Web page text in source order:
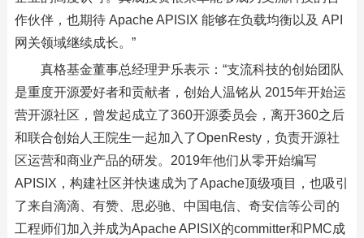
作伙伴，也期待 Apache APISIX 能够在负载均衡以及 API
网关领域继续成长。”
真格基金董事总经理尹乐表示：“支流科技的创始团队
是重度开源爱好者和贡献者，创始人温铭从 2015年开始运
营开源社区，曾发起成立了360开源委员会，离开360之后
和联合创始人王院生一起加入了OpenResty，负责开源社
区运营和商业产品的研发。2019年他们从零开始编写
APISIX，构建社区并快速成为了Apache顶级项目，也吸引
了来自滴滴、有赞、思必驰、中国电信、奇安信等公司的
工程师们加入并成为Apache APISIX的committer和PMC成